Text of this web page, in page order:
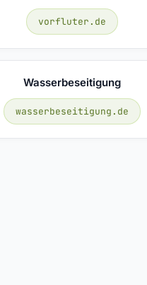
vorfluter.de
Wasserbeseitigung
wasserbeseitigung.de